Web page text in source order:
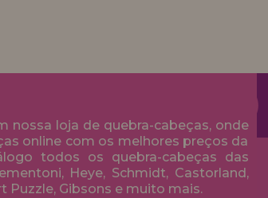
nossa loja de quebra-cabeças, onde
online com os melhores preços da
todos os quebra-cabeças das
Heye, Schmidt, Castorland,
Puzzle, Gibsons e muito mais.